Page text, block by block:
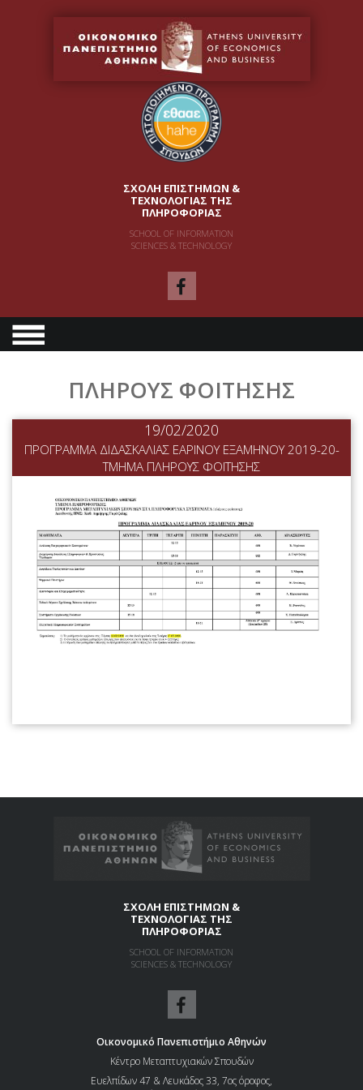
ΣΧΟΛΗ ΕΠΙΣΤΗΜΩΝ &
ΤΕΧΝΟΛΟΓΙΑΣ ΤΗΣ
ΠΛΗΡΟΦΟΡΙΑΣ
SCHOOL OF INFORMATION
SCIENCES & TECHNOLOGY
ΠΛΗΡΟΦΟΡΙΕΣ
ΠΡΟΓΡΑΜΜΑΤΑ
ΣΠΟΥΔΩΝ
ΥΠΟΨΗΦΙΟΙ
ΔΙΔΑΚΤΟΡΙΚΟ
ΠΛΗΡΟΥΣ ΦΟΙΤΗΣΗΣ
19/02/2020
ΠΡΟΓΡΑΜΜΑ ΔΙΔΑΣΚΑΛΙΑΣ ΕΑΡΙΝΟΥ ΕΞΑΜΗΝΟΥ 2019-20-
ΤΜΗΜΑ ΠΛΗΡΟΥΣ ΦΟΙΤΗΣΗΣ
ΣΧΟΛΗ ΕΠΙΣΤΗΜΩΝ &
ΤΕΧΝΟΛΟΓΙΑΣ ΤΗΣ
ΠΛΗΡΟΦΟΡΙΑΣ
SCHOOL OF INFORMATION
SCIENCES & TECHNOLOGY
Οικονομικό Πανεπιστήμιο Αθηνών
Κέντρο Μεταπτυχιακών Σπουδών
Ευελπίδων 47 & Λευκάδος 33, 7ος όροφος,